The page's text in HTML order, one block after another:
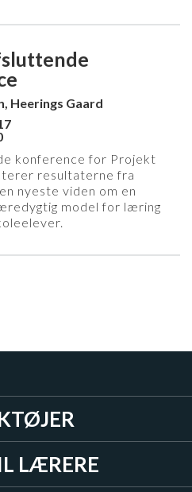
Heerings Gaard
konference for Projekt
resultaterne fra
nyeste viden om en
model for læring
LÆRERE